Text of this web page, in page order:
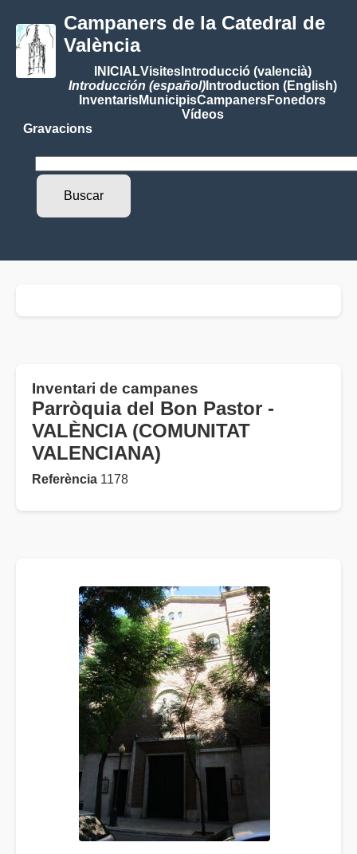
Campaners de la Catedral de
València
INICIALVisitesIntroducció (valencià)
Introducción (español)Introduction (English)
InventarisMunicipisCampanersFonedors
Vídeos
Gravacions
Inventari de campanes
Parròquia del Bon Pastor -
VALÈNCIA (COMUNITAT
VALENCIANA)
Referència 1178